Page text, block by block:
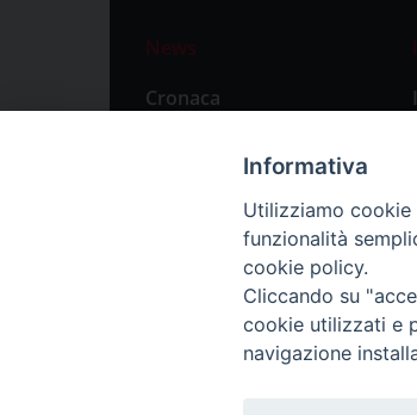
News
Cronaca
Primo PianoInformativa
Utilizziamo
funzionalità
cookie policy.
Cliccando su
cookie utilizzati e
navigazione